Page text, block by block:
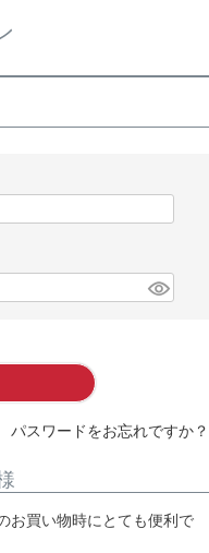
パスワードをお忘れですか？
お買い物時にとても便利で